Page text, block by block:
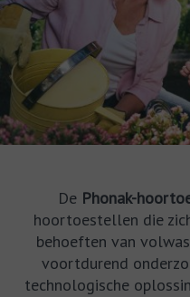
De Phonak-
hoortoestellen die
behoeften van
voortdurend
technologische